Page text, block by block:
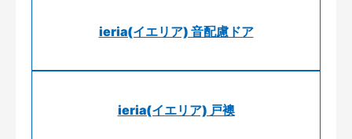
ieria(イエリア) 音配慮ドア
ieria(イエリア) 戸襖